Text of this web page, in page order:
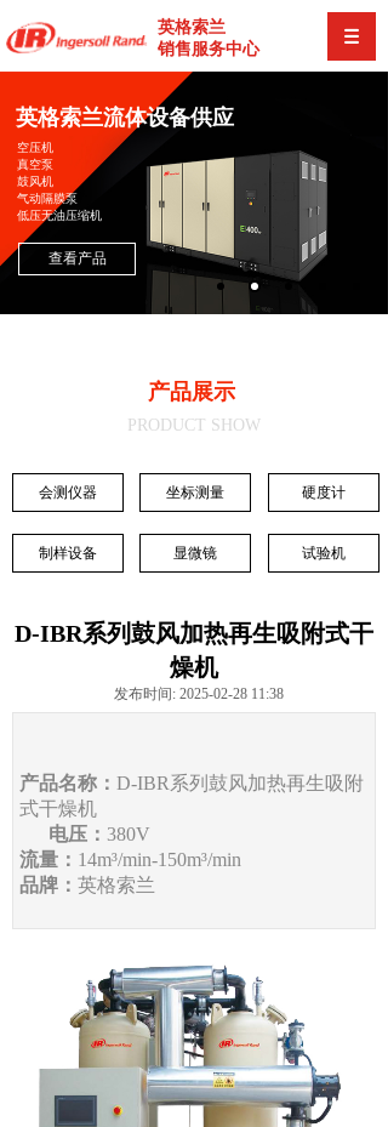
英格索兰
销售服务中心
英格索兰流体设备供应
空压机
真空泵
鼓风机
气动隔膜泵
低压无油压缩机
查看产品
产品展示
PRODUCT SHOW
会测仪器 坐标测量 硬度计
试验机
制样设备 显微镜
D-IBR系列鼓风加热再生吸附式干
燥机
发布时间: 2025-02-28 11:38
产品名称： D-IBR系列鼓风加热再生吸附
式干燥机
电压： 380V
流量： 14m³/min-150m³/min
品牌： 英格索兰